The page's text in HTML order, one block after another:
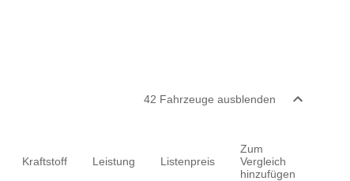
42 Fahrzeuge ausblenden
Kraftstoff Leistung Listenpreis
Zum
Vergleich
hinzufügen